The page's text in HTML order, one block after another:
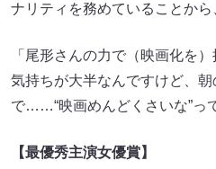
ナリティを務めていることから
「尾形さんの力で（映画化を
気持ちが大半なんですけど、
で……“映画めんどくさいな”っ
【最優秀主演女優賞】